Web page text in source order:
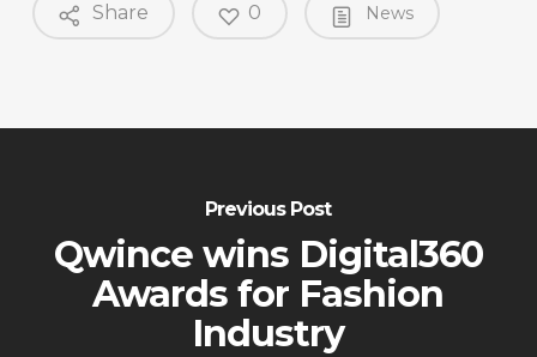
Share 0 News
Previous Post
Qwince wins Digital360
Awards for Fashion
Industry